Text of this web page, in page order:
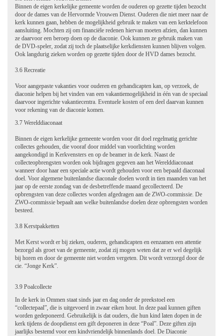
Binnen de eigen kerkelijke gemeente worden de ouderen op gezette tijden bezocht
door de dames van de Hervormde Vrouwen Dienst. Ouderen die niet meer naar de
kerk kunnen gaan, hebben de mogelijkheid gebruik te maken van een kerktelefoon
aansluiting. Mochten zij om financiële redenen hiervan moeten afzien, dan kunnen
ze daarvoor een beroep doen op de diaconie. Ook kunnen ze gebruik maken van
de DVD-speler, zodat zij toch de plaatselijke kerkdiensten kunnen blijven volgen.
Ook langdurig zieken worden op gezette tijden door de HVD dames bezocht.
3.6 Recreatie
Voor aangepaste vakanties voor ouderen en gehandicapten kan, op verzoek, de
diaconie helpen bij het vinden van een vakantiemogelijkheid in één van de speciaal
daarvoor ingerichte vakantiecentra. Eventuele kosten of een deel daarvan kunnen
voor rekening van de diaconie komen.
3.7 Werelddiaconaat
Binnen de eigen kerkelijke gemeente worden voor dit doel regelmatig gerichte
collectes gehouden, die vooraf door middel van voorlichting worden
aangekondigd in Kerkvensters en op de beamer in de kerk. Naast de
collecteopbrengsten worden ook bijdragen gegeven aan het Werelddiaconaat
wanneer door haar een speciale actie wordt gehouden voor een bepaald diaconaal
doel. Voor algemene buitenlandse diaconale doelen wordt in tien maanden van het
jaar op de eerste zondag van de desbetreffende maand gecollecteerd. De
opbrengsten van deze collectes worden afgedragen aan de ZWO-commissie. De
ZWO-commissie bepaalt aan welke buitenlandse doelen deze opbrengsten worden
besteed.
3.8 Kerstpakketten
Met Kerst wordt er bij zieken, ouderen, gehandicapten en eenzamen een attentie
bezorgd als groet van de gemeente, zodat zij mogen weten dat ze er wel degelijk
bij horen en door de gemeente niet worden vergeten. Dit wordt verzorgd door de
cie. “Jonge Kerk”.
3.9 Poalcollecte
In de kerk in Ommen staat sinds jaar en dag onder de preekstoel een
“collectepaal”, die is uitgevoerd in zwaar eiken hout. In deze paal kunnen giften
worden gedeponeerd. Gebruikelijk is dat ouders, die hun kind laten dopen in de
kerk tijdens de doopdienst een gift deponeren in deze “Poal”. Deze giften zijn
jaarlijks bestemd voor een kindvriendelijk binnenlands doel. De Diaconie